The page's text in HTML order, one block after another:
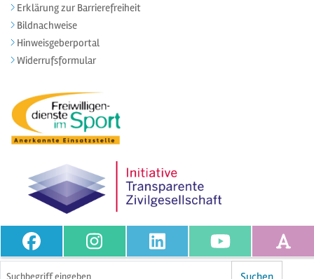
Erklärung zur Barrierefreiheit
Bildnachweise
Hinweisgeberportal
Widerrufsformular